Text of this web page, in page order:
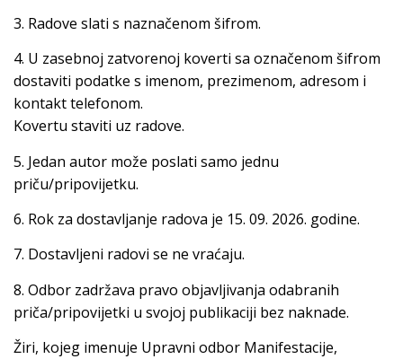
3. Radove slati s naznačenom šifrom.
4. U zasebnoj zatvorenoj koverti sa označenom šifrom
dostaviti podatke s imenom, prezimenom, adresom i
kontakt telefonom.
Kovertu staviti uz radove.
5. Jedan autor može poslati samo jednu
priču/pripovijetku.
6. Rok za dostavljanje radova je 15. 09. 2026. godine.
7. Dostavljeni radovi se ne vraćaju.
8. Odbor zadržava pravo objavljivanja odabranih
priča/pripovijetki u svojoj publikaciji bez naknade.
Žiri, kojeg imenuje Upravni odbor Manifestacije,